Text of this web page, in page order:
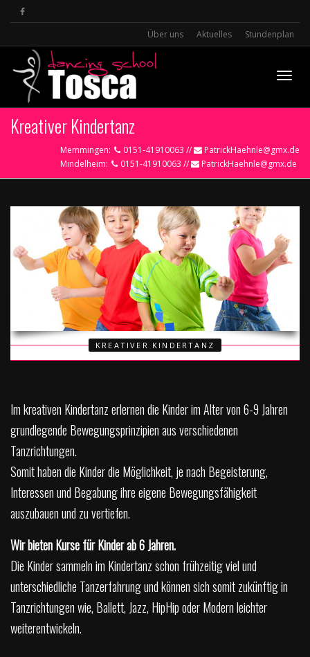
Über uns Aktuelles Stundenplan
Kreativer Kindertanz
Memmingen: 0151-41910063 //
PatrickHaehnle@gmx.de
Mindelheim:
0151-41910063 // PatrickHaehnle@gmx.de
KREATIVER KINDERTANZ
Im kreativen Kindertanz erlernen die Kinder im Alter von 6-9 Jahren
grundlegende Bewegungsprinzipien aus verschiedenen
Tanzrichtungen.
Somit haben die Kinder die Möglichkeit, je nach Begeisterung,
Interessen und Begabung ihre eigene Bewegungsfähigkeit
auszubauen und zu vertiefen.
Wir bieten Kurse für Kinder ab 6 Jahren.
Die Kinder sammeln im Kindertanz schon frühzeitig viel und
unterschiedliche Tanzerfahrung und können sich somit zukünftig in
Tanzrichtungen wie, Ballett, Jazz, HipHip oder Modern leichter
weiterentwickeln.